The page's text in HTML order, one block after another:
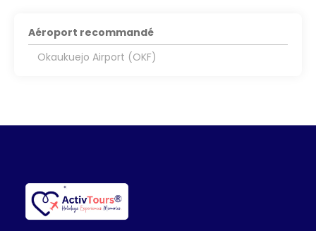
Aéroport recommandé
Okaukuejo Airport (OKF)